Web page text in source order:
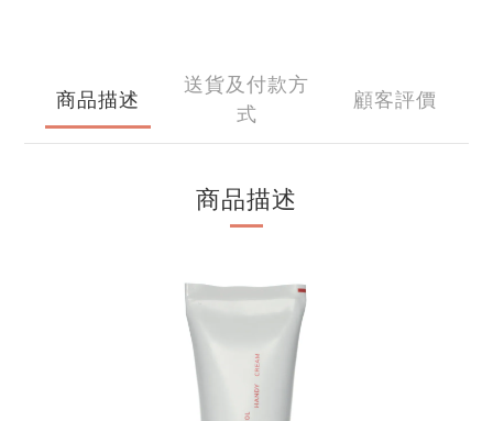
商品描述
送貨及付款方
式
顧客評價
商品描述